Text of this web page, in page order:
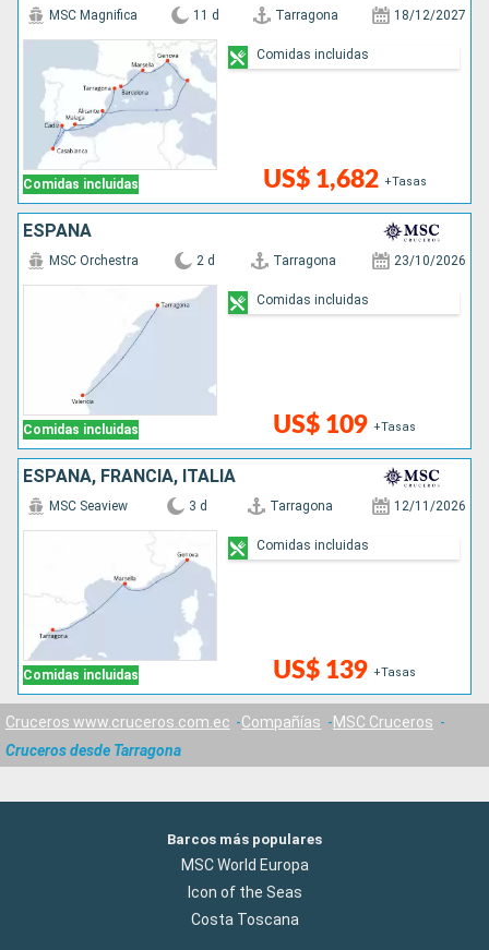
Comidas incluidas
MSC Magnifica 11 d Tarragona 18/12/2027
US$ 1,682 +Tasas
Comidas incluidas
ESPAÑA
Comidas incluidas
MSC Orchestra 2 d Tarragona 23/10/2026
US$ 109 +Tasas
Comidas incluidas
ESPAÑA, FRANCIA, ITALIA
Comidas incluidas
MSC Seaview 3 d Tarragona 12/11/2026
US$ 139 +Tasas
Comidas incluidas
Cruceros www.cruceros.com.ec Compañías
MSC Cruceros
Cruceros desde Tarragona
Barcos más populares
MSC World Europa
Icon of the Seas
Costa Toscana